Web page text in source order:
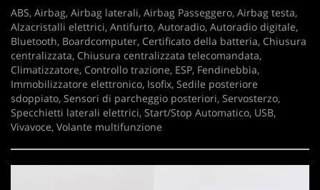
ABS, Airbag, Airbag laterali, Airbag Passeggero, Airbag testa,
Alzacristalli elettrici, Antifurto, Autoradio, Autoradio digitale,
Bluetooth, Boardcomputer, Certificato della batteria, Chiusura
centralizzata, Chiusura centralizzata telecomandata,
Climatizzatore, Controllo trazione, ESP, Fendinebbia,
Immobilizzatore elettronico, Isofix, Sedile posteriore
sdoppiato, Sensori di parcheggio posteriori, Servosterzo,
Specchietti laterali elettrici, Start/Stop Automatico, USB,
Vivavoce, Volante multifunzione